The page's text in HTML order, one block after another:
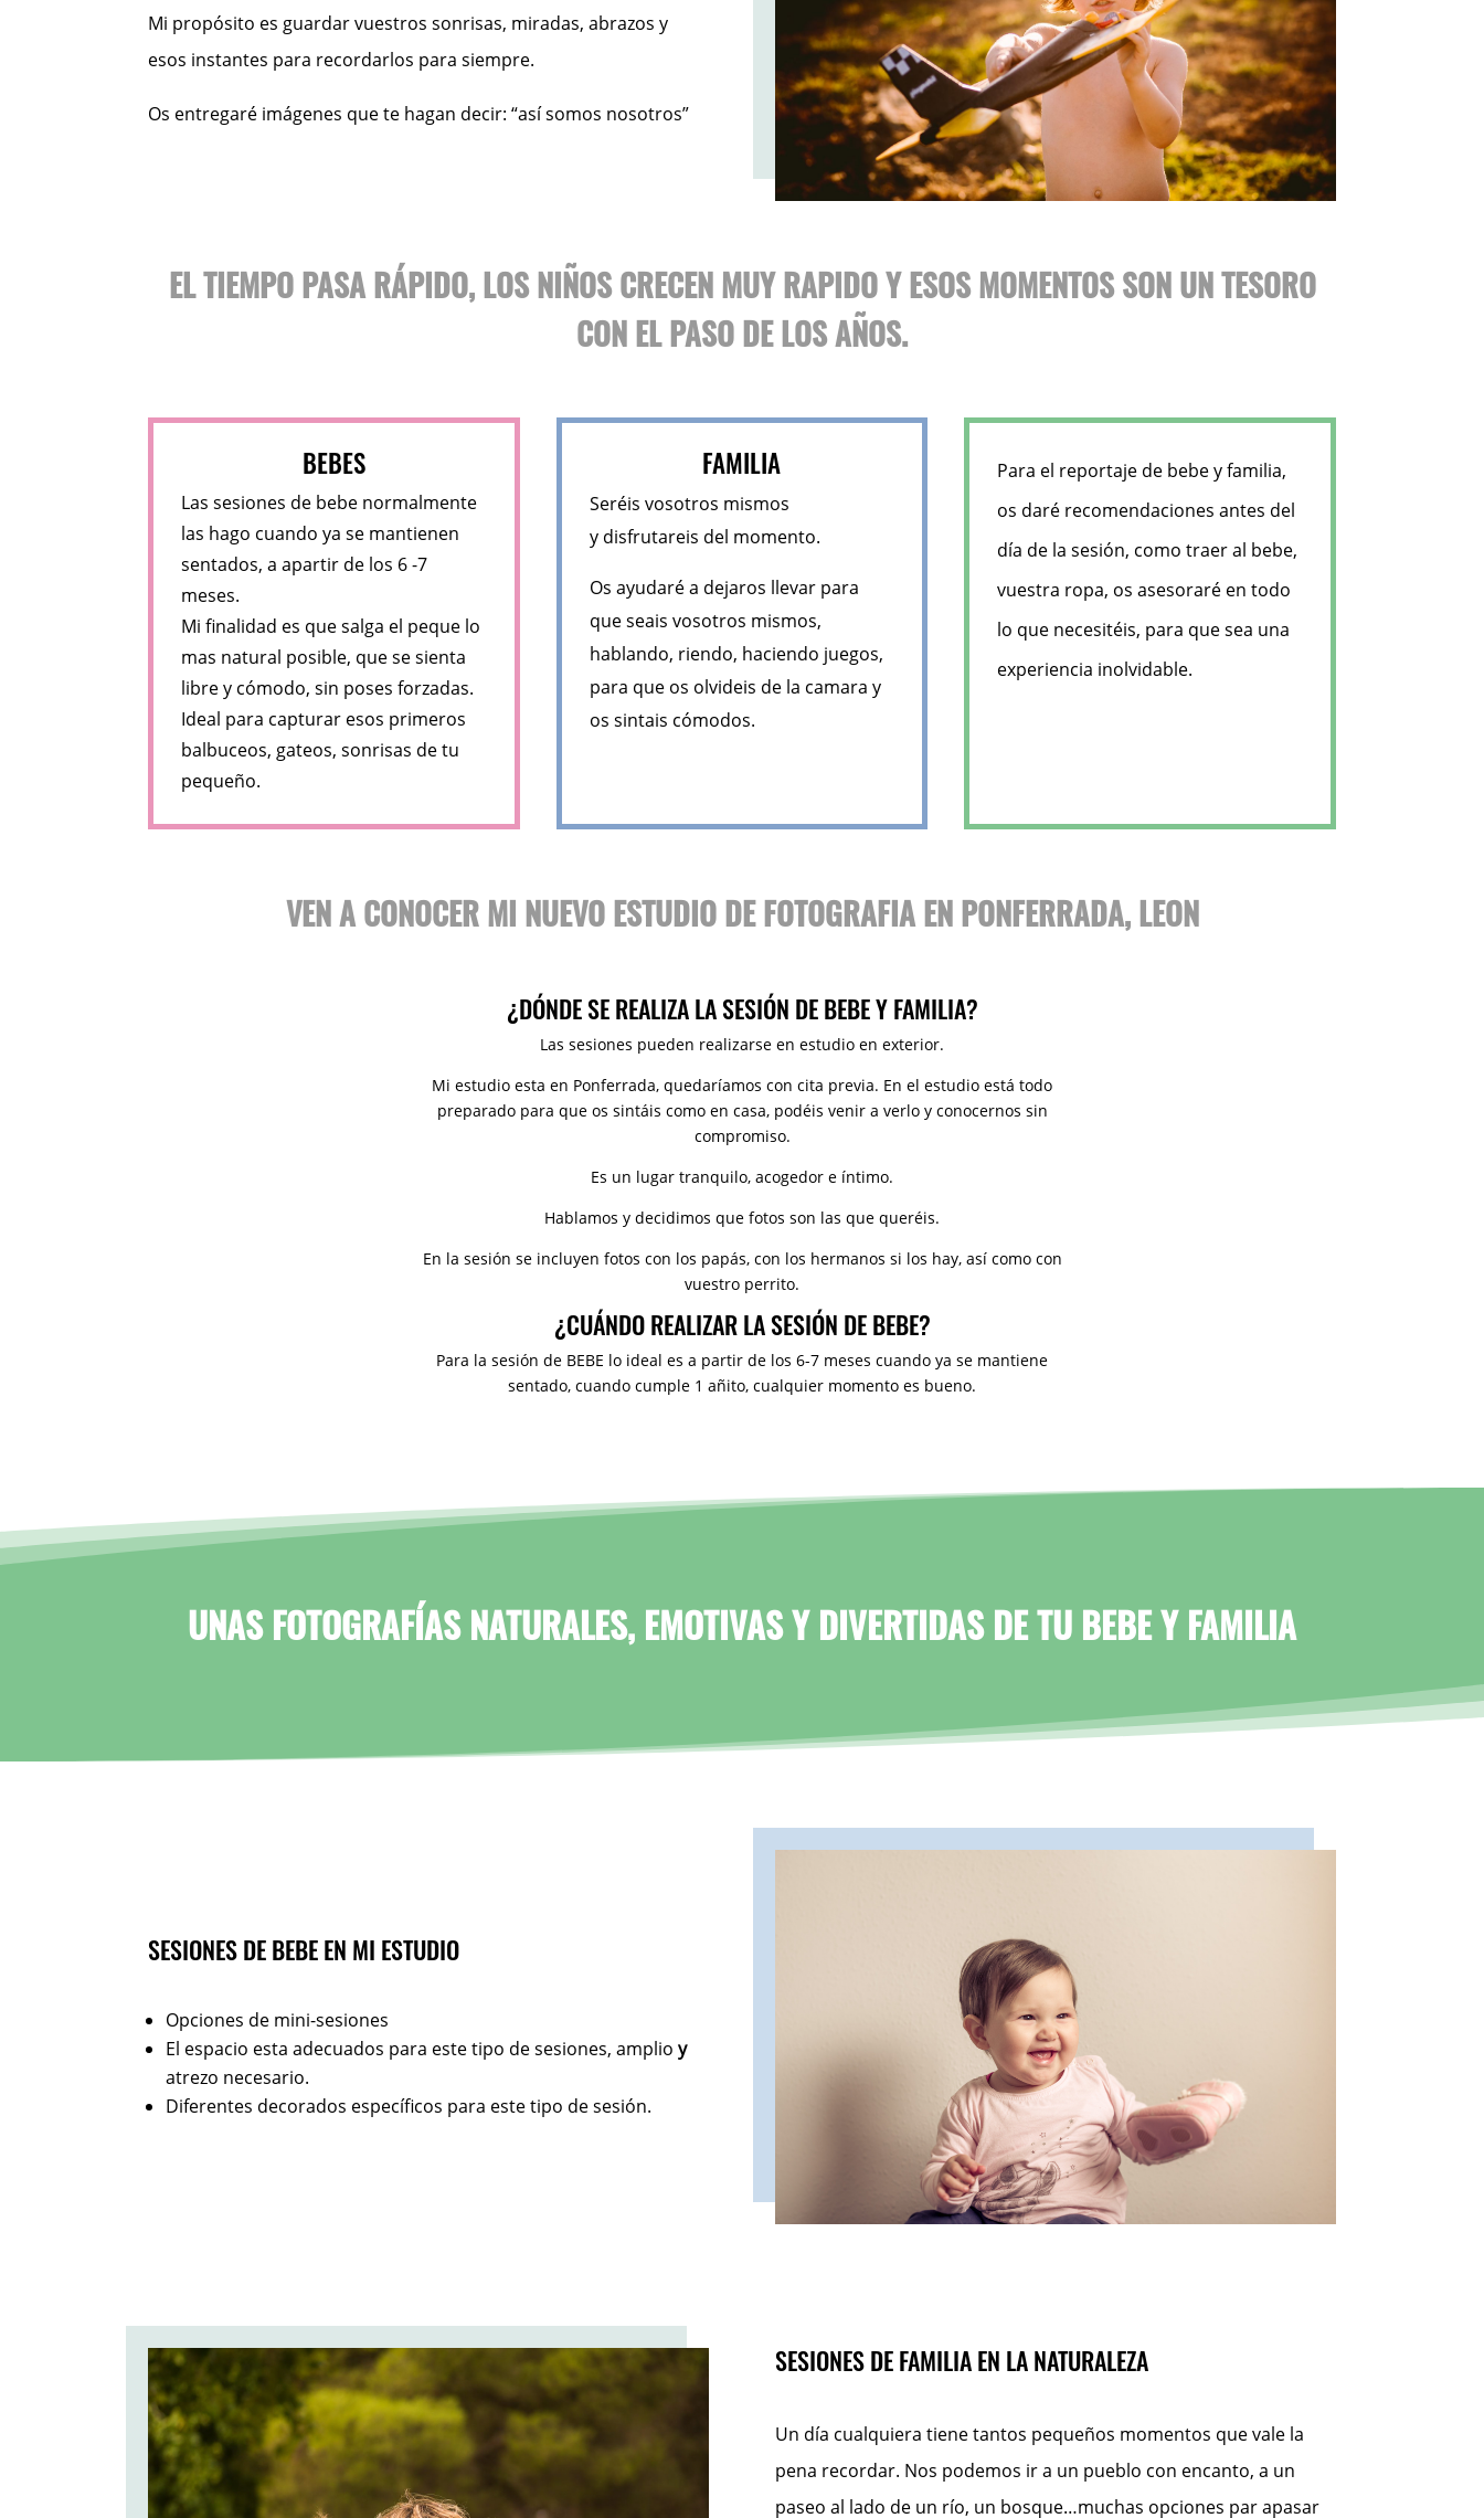
Mi propósito es guardar vuestros sonrisas, miradas, abrazos y
esos instantes para recordarlos para siempre.
Os entregaré imágenes que te hagan decir: “así somos nosotros”
EL TIEMPO PASA RÁPIDO, LOS NIÑOS CRECEN MUY RAPIDO Y ESOS MOMENTOS SON UN TESORO
CON EL PASO DE LOS AÑOS.
BEBES
Las sesiones de bebe normalmente
las hago cuando ya se mantienen
sentados, a apartir de los 6 -7
meses.
Mi finalidad es que salga el peque lo
mas natural posible, que se sienta
libre y cómodo, sin poses forzadas.
Ideal para capturar esos primeros
balbuceos, gateos, sonrisas de tu
pequeño.
FAMILIA
Seréis vosotros mismos
y disfrutareis del momento.
Os ayudaré a dejaros llevar para
que seais vosotros mismos,
hablando, riendo, haciendo juegos,
para que os olvideis de la camara y
os sintais cómodos.
Para el reportaje de bebe y familia,
os daré recomendaciones antes del
día de la sesión, como traer al bebe,
vuestra ropa, os asesoraré en todo
lo que necesitéis, para que sea una
experiencia inolvidable.
VEN A CONOCER MI NUEVO ESTUDIO DE FOTOGRAFIA EN PONFERRADA, LEON
¿DÓNDE SE REALIZA LA SESIÓN DE BEBE Y FAMILIA?
Las sesiones pueden realizarse en estudio en exterior.
Mi estudio esta en Ponferrada, quedaríamos con cita previa. En el estudio está todo
preparado para que os sintáis como en casa, podéis venir a verlo y conocernos sin
compromiso.
Es un lugar tranquilo, acogedor e íntimo.
Hablamos y decidimos que fotos son las que queréis.
En la sesión se incluyen fotos con los papás, con los hermanos si los hay, así como con
vuestro perrito.
¿CUÁNDO REALIZAR LA SESIÓN DE BEBE?
Para la sesión de BEBE lo ideal es a partir de los 6-7 meses cuando ya se mantiene
sentado, cuando cumple 1 añito, cualquier momento es bueno.
UNAS FOTOGRAFÍAS NATURALES, EMOTIVAS Y DIVERTIDAS DE TU BEBE Y FAMILIA
SESIONES DE BEBE EN MI ESTUDIO
Opciones de mini-sesiones
El espacio esta adecuados para este tipo de sesiones, amplio y
atrezo necesario.
Diferentes decorados específicos para este tipo de sesión.
SESIONES DE FAMILIA EN LA NATURALEZA
Un día cualquiera tiene tantos pequeños momentos que vale la
pena recordar. Nos podemos ir a un pueblo con encanto, a un
paseo al lado de un río, un bosque…muchas opciones par apasar